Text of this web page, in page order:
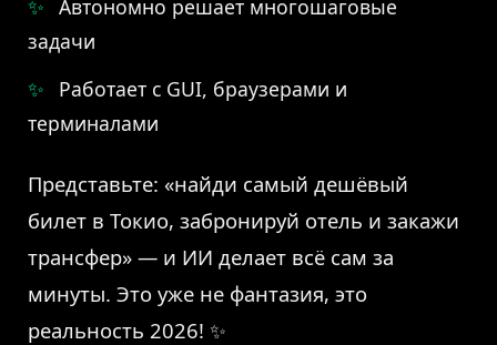
Автономно решает многошаговые
задачи
Работает с GUI, браузерами и
терминалами
Представьте: «найди самый дешёвый
билет в Токио, забронируй отель и закажи
трансфер» — и ИИ делает всё сам за
минуты. Это уже не фантазия, это
реальность 2026! ✨